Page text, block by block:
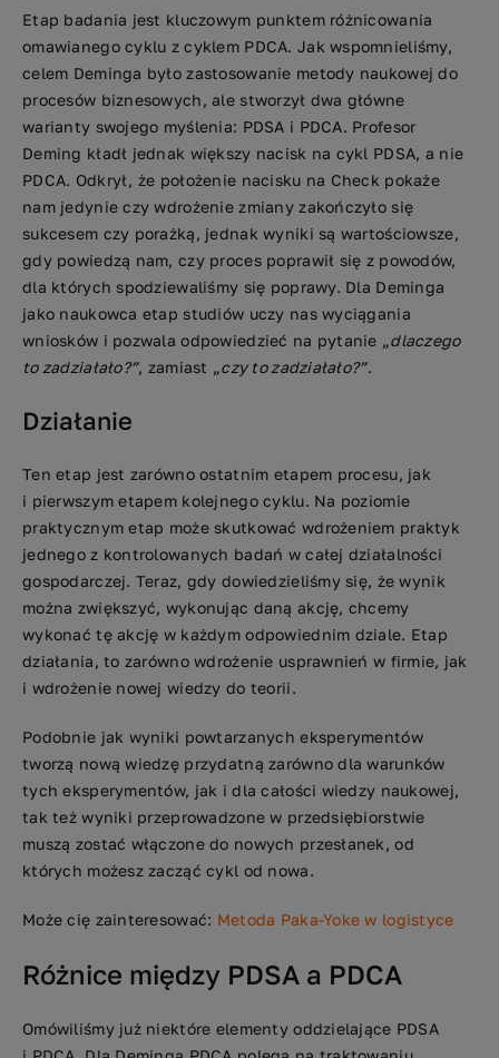
Etap badania jest kluczowym punktem różnicowania
omawianego cyklu z cyklem PDCA. Jak wspomnieliśmy,
celem Deminga było zastosowanie metody naukowej do
procesów biznesowych, ale stworzył dwa główne
warianty swojego myślenia: PDSA i PDCA. Profesor
Deming kładł jednak większy nacisk na cykl PDSA, a nie
PDCA. Odkrył, że położenie nacisku na Check pokaże
nam jedynie czy wdrożenie zmiany zakończyło się
sukcesem czy porażką, jednak wyniki są wartościowsze,
gdy powiedzą nam, czy proces poprawił się z powodów,
dla których spodziewaliśmy się poprawy. Dla Deminga
jako naukowca etap studiów uczy nas wyciągania
wniosków i pozwala odpowiedzieć na pytanie „dlaczego
to zadziałało?”, zamiast „czy to zadziałało?”.
Działanie
Ten etap jest zarówno ostatnim etapem procesu, jak
i pierwszym etapem kolejnego cyklu. Na poziomie
praktycznym etap może skutkować wdrożeniem praktyk
jednego z kontrolowanych badań w całej działalności
gospodarczej. Teraz, gdy dowiedzieliśmy się, że wynik
można zwiększyć, wykonując daną akcję, chcemy
wykonać tę akcję w każdym odpowiednim dziale. Etap
działania, to zarówno wdrożenie usprawnień w firmie, jak
i wdrożenie nowej wiedzy do teorii.
Podobnie jak wyniki powtarzanych eksperymentów
tworzą nową wiedzę przydatną zarówno dla warunków
tych eksperymentów, jak i dla całości wiedzy naukowej,
tak też wyniki przeprowadzone w przedsiębiorstwie
muszą zostać włączone do nowych przesłanek, od
których możesz zacząć cykl od nowa.
Może cię zainteresować: Metoda Paka-Yoke w logistyce
Różnice między PDSA a PDCA
Omówiliśmy już niektóre elementy oddzielające PDSA